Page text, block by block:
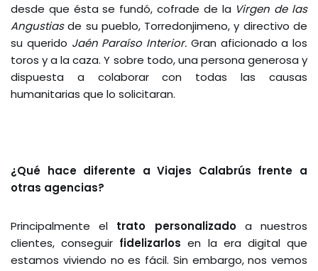
desde que ésta se fundó, cofrade de la Virgen de las
Angustiasde su pueblo, Torredonjimeno, y directivo de
su querido Jaén Paraíso Interior. Gran aficionado a los
toros y a la caza. Y sobre todo, una persona generosa y
dispuesta a colaborar con todas las causas
humanitarias que lo solicitaran.
¿Qué hace diferente a Viajes Calabrús frente a
otras agencias?
Principalmente el trato personalizadoa nuestros
clientes, conseguir fidelizarlos en la era digital que
estamos viviendo no es fácil. Sin embargo, nos vemos